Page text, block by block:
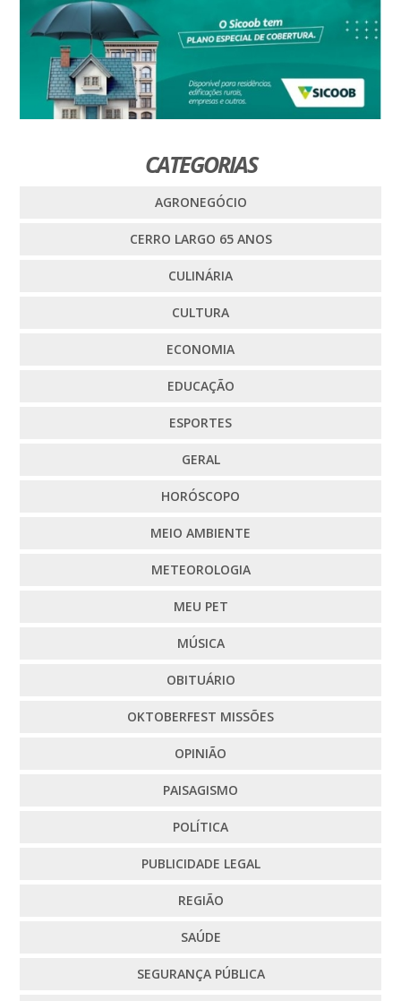
CATEGORIAS
AGRONEGÓCIO
CERRO LARGO 65 ANOS
CULINÁRIA
CULTURA
ECONOMIA
EDUCAÇÃO
ESPORTES
GERAL
HORÓSCOPO
MEIO AMBIENTE
METEOROLOGIA
MEU PET
MÚSICA
OBITUÁRIO
OKTOBERFEST MISSÕES
OPINIÃO
PAISAGISMO
POLÍTICA
PUBLICIDADE LEGAL
REGIÃO
SAÚDE
SEGURANÇA PÚBLICA